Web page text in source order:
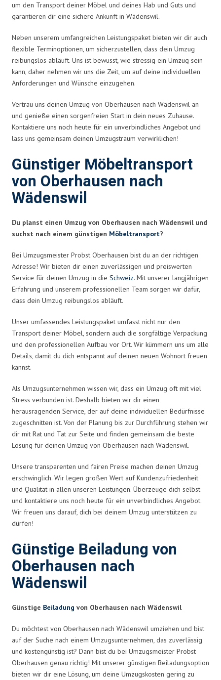
um den Transport deiner Möbel und deines Hab und Guts und
garantieren dir eine sichere Ankunft in Wädenswil.
Neben unserem umfangreichen Leistungspaket bieten wir dir auch
flexible Terminoptionen, um sicherzustellen, dass dein Umzug
reibungslos abläuft. Uns ist bewusst, wie stressig ein Umzug sein
kann, daher nehmen wir uns die Zeit, um auf deine individuellen
Anforderungen und Wünsche einzugehen.
Vertrau uns deinen Umzug von Oberhausen nach Wädenswil an
und genieße einen sorgenfreien Start in dein neues Zuhause.
Kontaktiere uns noch heute für ein unverbindliches Angebot und
lass uns gemeinsam deinen Umzugstraum verwirklichen!
Günstiger Möbeltransport
von Oberhausen nach
Wädenswil
Du planst einen Umzug von Oberhausen nach Wädenswil und
suchst nach einem günstigen Möbeltransport?
Bei Umzugsmeister Probst Oberhausen bist du an der richtigen
Adresse! Wir bieten dir einen zuverlässigen und preiswerten
Service für deinen Umzug in die Schweiz. Mit unserer langjährigen
Erfahrung und unserem professionellen Team sorgen wir dafür,
dass dein Umzug reibungslos abläuft.
Unser umfassendes Leistungspaket umfasst nicht nur den
Transport deiner Möbel, sondern auch die sorgfältige Verpackung
und den professionellen Aufbau vor Ort. Wir kümmern uns um alle
Details, damit du dich entspannt auf deinen neuen Wohnort freuen
kannst.
Als Umzugsunternehmen wissen wir, dass ein Umzug oft mit viel
Stress verbunden ist. Deshalb bieten wir dir einen
herausragenden Service, der auf deine individuellen Bedürfnisse
zugeschnitten ist. Von der Planung bis zur Durchführung stehen wir
dir mit Rat und Tat zur Seite und finden gemeinsam die beste
Lösung für deinen Umzug von Oberhausen nach Wädenswil.
Unsere transparenten und fairen Preise machen deinen Umzug
erschwinglich. Wir legen großen Wert auf Kundenzufriedenheit
und Qualität in allen unseren Leistungen. Überzeuge dich selbst
und kontaktiere uns noch heute für ein unverbindliches Angebot.
Wir freuen uns darauf, dich bei deinem Umzug unterstützen zu
dürfen!
Günstige Beiladung von
Oberhausen nach
Wädenswil
Günstige Beiladung von Oberhausen nach Wädenswil
Du möchtest von Oberhausen nach Wädenswil umziehen und bist
auf der Suche nach einem Umzugsunternehmen, das zuverlässig
und kostengünstig ist? Dann bist du bei Umzugsmeister Probst
Oberhausen genau richtig! Mit unserer günstigen Beiladungsoption
bieten wir dir eine Lösung, um deine Umzugskosten gering zu